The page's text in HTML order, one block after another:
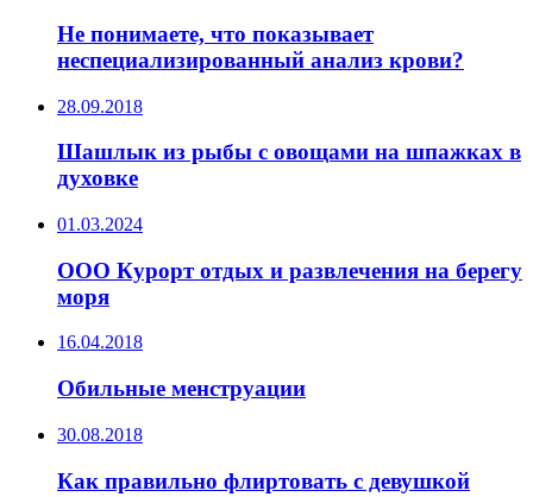
Не понимаете, что показывает
неспециализированный анализ крови?
28.09.2018
Шашлык из рыбы с овощами на шпажках в
духовке
01.03.2024
ООО Курорт отдых и развлечения на берегу
моря
16.04.2018
Обильные менструации
30.08.2018
Как правильно флиртовать с девушкой